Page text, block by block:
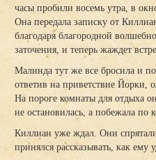
часы пробили восемь утра, в
Она передала записку от
благодаря благородной
заточения, и теперь жаждет
Малинда тут же все бросила и
ответив на приветствие Йорки,
На пороге комнаты для отдыха
не остановилась, а побежала по
Киллиан уже ждал. Они
принялся рассказывать, как ему